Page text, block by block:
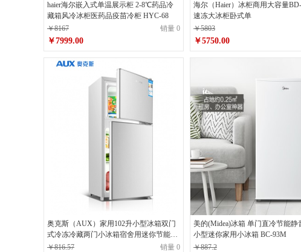
haier海尔嵌入式单温展示柜 2-8℃药品冷
藏箱风冷冰柜医药品疫苗冷柜 HYC-68
￥8167
销量 0
￥7999.00
海尔（Haier）冰柜商用大容量
速冻大冰柜卧式单
￥5803
￥5750.00
奥克斯（AUX）家用102升小型冰箱双门
式冷冻冷藏两门小冰箱宿舍用迷你节能电
冰箱BCD-102拉丝银
￥816.57 销量 0
美的(Midea)冰箱 单门直冷节能静
小型迷你家用小冰箱 BC-93M
￥887.2